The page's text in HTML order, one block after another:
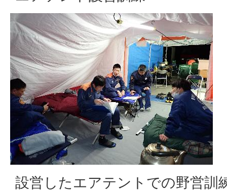
設営したエアテントでの野営訓